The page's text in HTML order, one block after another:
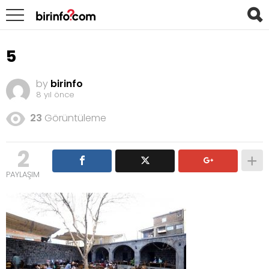
5
by birinfo
8 yıl önce
23 Görüntüleme
2
PAYLAŞIM